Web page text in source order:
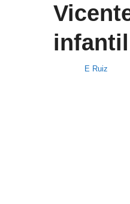
infantil
E Ruiz